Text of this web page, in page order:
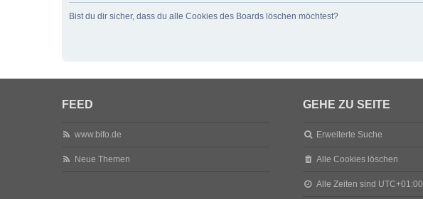
Bist du dir sicher, dass du alle Cookies des Boards löschen möchtest?
FEED
www.bifo.de
Neue Themen
GEHE ZU SEITE
Erweiterte Suche
Alle Cookies löschen
Alle Zeiten sind UTC+01:00